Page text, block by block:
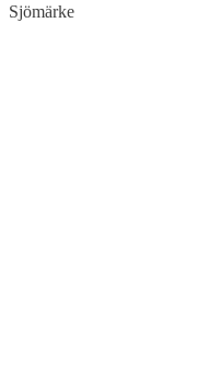
Sjömärke